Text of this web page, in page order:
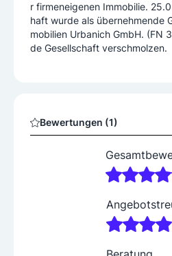
r firmeneigenen Immobilie. 25.05.2012: Diese Gesellsc
haft wurde als übernehmende
mobilien Urbanich GmbH. (FN
de Gesellschaft verschmolzen.
Bewertungen (1)